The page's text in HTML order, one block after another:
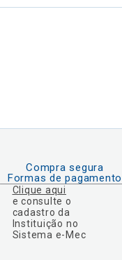
Compra segura
Formas de pagamento
Clique aqui
e consulte o
cadastro da
Instituição no
Sistema e-Mec